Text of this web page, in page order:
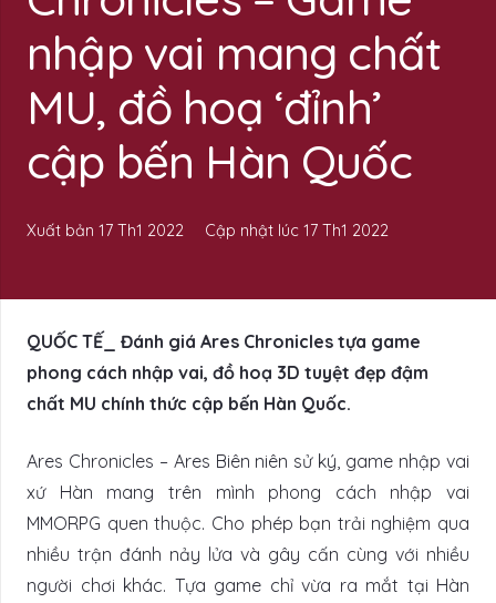
nhập vai mang chất
MU, đồ hoạ ‘đỉnh’
cập bến Hàn Quốc
Xuất bản 17 Th1 2022 Cập nhật lúc17 Th1 2022
QUỐC TẾ_ Đánh giá Ares Chronicles tựa game
phong cách nhập vai, đồ hoạ 3D tuyệt đẹp đậm
chất MU chính thức cập bến Hàn Quốc.
Ares Chronicles – Ares Biên niên sử ký, game nhập vai
xứ Hàn mang trên mình phong cách nhập vai
MMORPG quen thuộc. Cho phép bạn trải nghiệm qua
nhiều trận đánh nảy lửa và gây cấn cùng với nhiều
người chơi khác. Tựa game chỉ vừa ra mắt tại Hàn